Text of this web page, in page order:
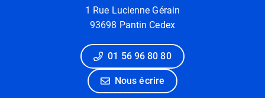
1 Rue Lucienne Gérain
93698 Pantin Cedex
01 56 96 80 80
Nous écrire